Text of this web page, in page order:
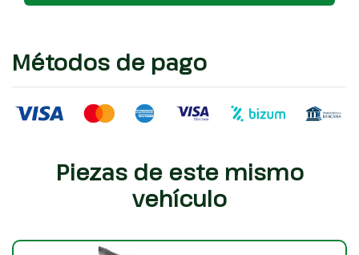
Métodos de pago
Piezas de este mismo
vehículo